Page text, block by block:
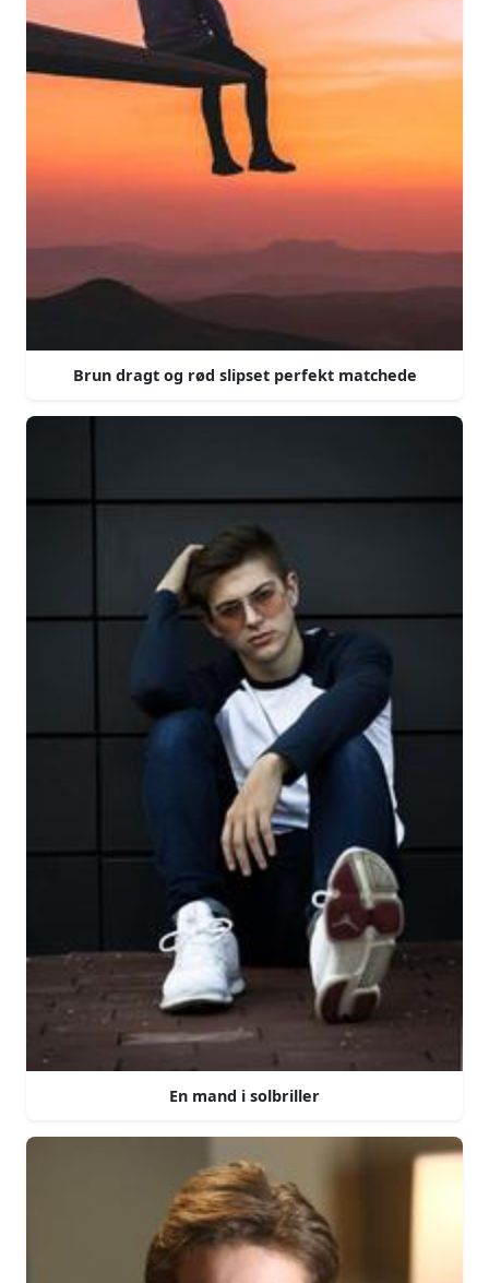
Brun dragt og rød slipset perfekt matchede
En mand i solbriller